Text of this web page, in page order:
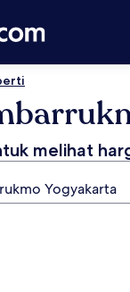
melihat